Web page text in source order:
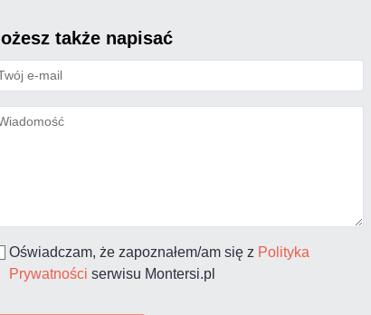
możesz także napisać
Oświadczam, że zapoznałem/am się z Polityka
Prywatności serwisu Montersi.pl